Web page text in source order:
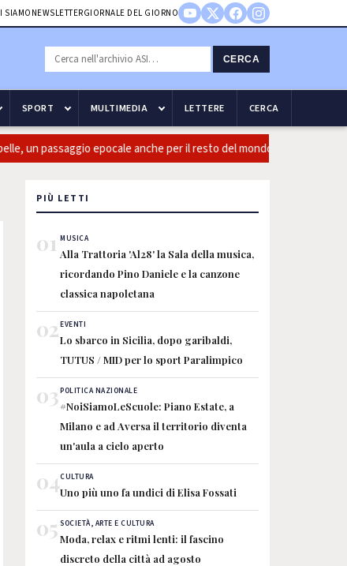
SIAMO NEWSLETTERGIORNALE DEL GIORNO
CERCA
SPORT MULTIMEDIA LETTERE CERCA
un passaggio epocale anche per il resto del mondo
PIÙ LETTI
01 MUSICA
Alla Trattoria 'Al28' la Sala della musica,
ricordando Pino Daniele e la canzone
classica napoletana
02EVENTI
Lo sbarco in Sicilia, dopo garibaldi,
TUTUS / MID per lo sport Paralimpico
03POLITICA NAZIONALE
#NoiSiamoLeScuole: Piano Estate, a
Milano e ad Aversa il territorio diventa
un'aula a cielo aperto
04CULTURA
Uno più uno fa undici di Elisa Fossati
05 SOCIETÀ, ARTE E CULTURA
Moda, relax e ritmi lenti: il fascino
discreto della città ad agosto